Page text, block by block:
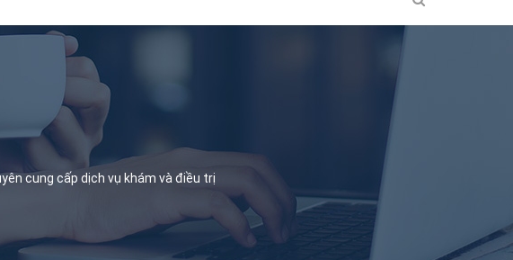
cung cấp dịch vụ khám và điều trị